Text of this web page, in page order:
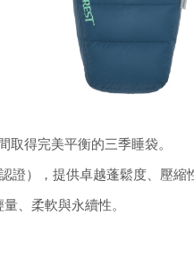
取得完美平衡的三季睡袋。
證），提供卓越蓬鬆度、壓縮
、柔軟與永續性。